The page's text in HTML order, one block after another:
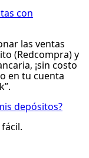
con
las ventas
(Redcompra) y
¡sin costo
en tu cuenta
depósitos?